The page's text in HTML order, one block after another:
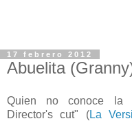
17 febrero 2012
Abuelita
Quien no conoce la
Director's cut" (La